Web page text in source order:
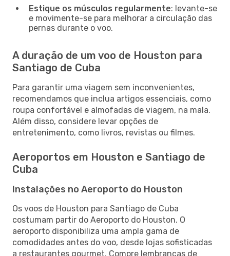
Estique os músculos regularmente: levante-se
e movimente-se para melhorar a circulação das
pernas durante o voo.
A duração de um voo de Houston para
Santiago de Cuba
Para garantir uma viagem sem inconvenientes,
recomendamos que inclua artigos essenciais, como
roupa confortável e almofadas de viagem, na mala.
Além disso, considere levar opções de
entretenimento, como livros, revistas ou filmes.
Aeroportos em Houston e Santiago de
Cuba
Instalações no Aeroporto do Houston
Os voos de Houston para Santiago de Cuba
costumam partir do Aeroporto do Houston. O
aeroporto disponibiliza uma ampla gama de
comodidades antes do voo, desde lojas sofisticadas
a restaurantes gourmet. Compre lembranças de